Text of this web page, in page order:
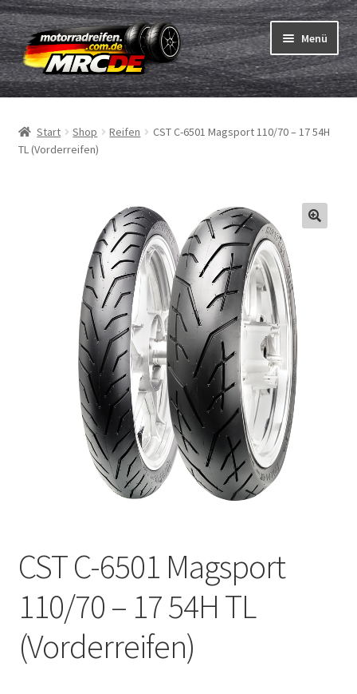
Zur
Navigation
springen
Zum
Inhalt
springen
Menü
Reifen
Schläuche
Start Shop Reifen
CST C-6501 Magsport 110/70 – 17 54H
TL (Vorderreifen)
CST C-6501 Magsport
110/70 – 17 54H TL
(Vorderreifen)